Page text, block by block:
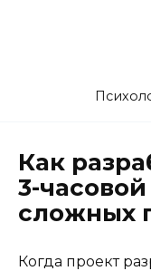
Как
3-
сложных
Когда проект